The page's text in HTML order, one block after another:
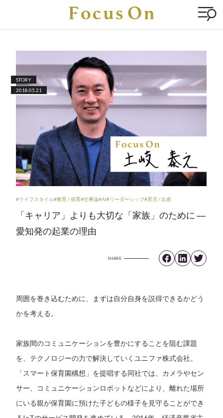
STORY
2018.05.21
#ライフスタイル#教育 / 保育#仕事論#AI#リーダーシップ#育児 / 出産
「キャリア」よりも大切な「家族」のために ―
愛知発の起業の理由
SHARE
周囲を巻き込むために、まずは自分自身を説得できるかどう
かを考える。
家族間のコミュニケーションを豊かにすることを阻む課題
を、テクノロジーの力で解決していくユニファ株式会社。
「スマート保育園構想」を提唱する同社では、カメラやセン
サー、コミュニケーションロボットなどにより、離れた場所
にいる親が保育園に預けた子どもの様子を見守ることができ